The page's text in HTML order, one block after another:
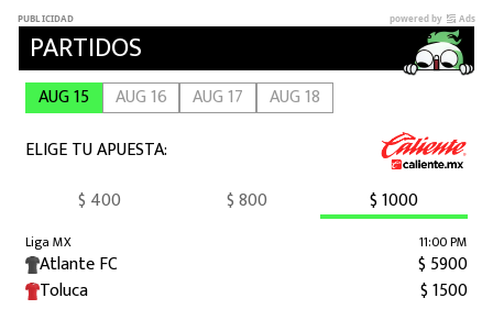
LIGA MX
RAYADOS
ATLANTE
SELECCIÓN MEXICANA
FUTBOL INTERNACIONAL